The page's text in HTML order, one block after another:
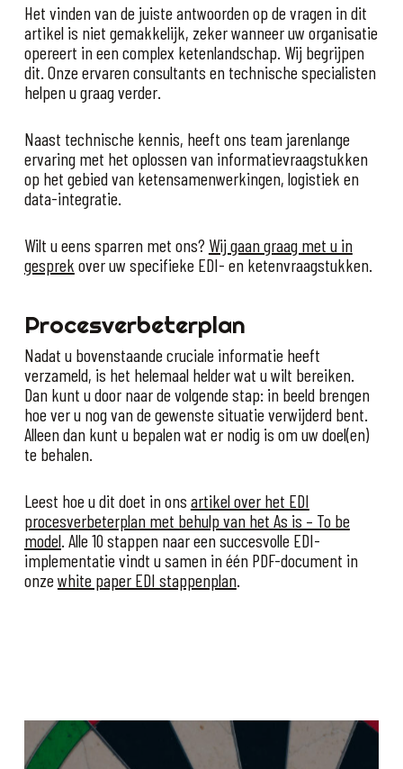
Het vinden van de juiste antwoorden op de vragen in dit
artikel is niet gemakkelijk, zeker wanneer uw organisatie
opereert in een complex ketenlandschap. Wij begrijpen
dit. Onze ervaren consultants en technische specialisten
helpen u graag verder.
Naast technische kennis, heeft ons team jarenlange
ervaring met het oplossen van informatievraagstukken
op het gebied van ketensamenwerkingen, logistiek en
data-integratie.
Wilt u eens sparren met ons? Wij gaan graag met u in
gesprek over uw specifieke EDI- en ketenvraagstukken.
Procesverbeterplan
Nadat u bovenstaande cruciale informatie heeft
verzameld, is het helemaal helder wat u wilt bereiken.
Dan kunt u door naar de volgende stap: in beeld brengen
hoe ver u nog van de gewenste situatie verwijderd bent.
Alleen dan kunt u bepalen wat er nodig is om uw doel(en)
te behalen.
Leest hoe u dit doet in ons artikel over het EDI
procesverbeterplan met behulp van het As is – To be
model. Alle 10 stappen naar een succesvolle EDI-
implementatie vindt u samen in één PDF-document in
onzewhite paper EDI stappenplan.